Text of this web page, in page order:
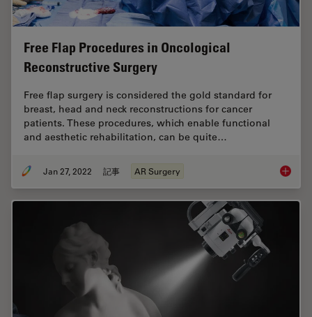
Free Flap Procedures in Oncological
Reconstructive Surgery
Free flap surgery is considered the gold standard for
breast, head and neck reconstructions for cancer
patients. These procedures, which enable functional
and aesthetic rehabilitation, can be quite…
Jan 27, 2022 記事 AR Surgery Free